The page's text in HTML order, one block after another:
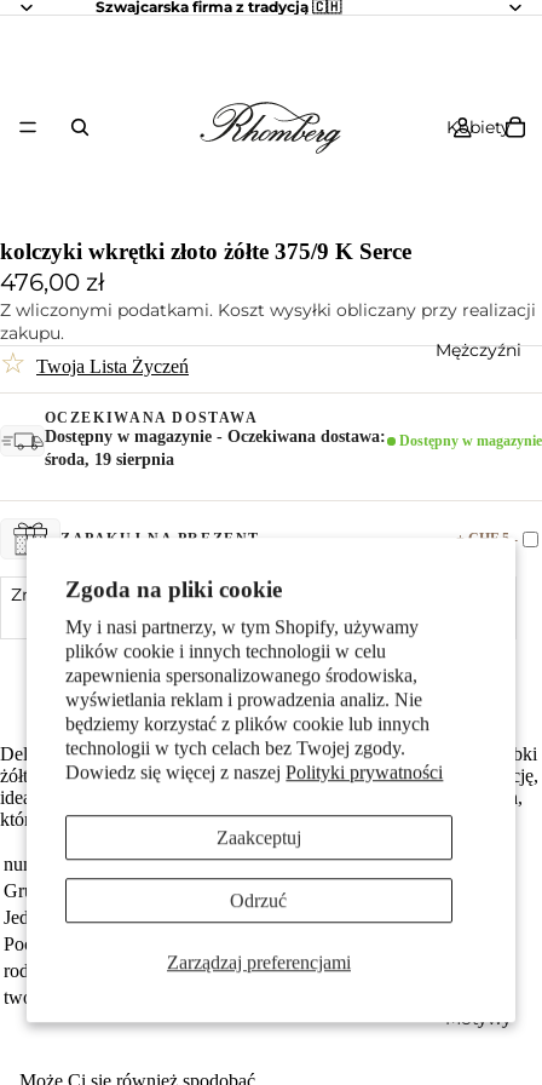
Zgoda na pliki cookie
My i nasi partnerzy, w tym Shopify, używamy
plików cookie i innych technologii w celu
zapewnienia spersonalizowanego środowiska,
wyświetlania reklam i prowadzenia analiz. Nie
będziemy korzystać z plików cookie lub innych
technologii w tych celach bez Twojej zgody.
Dowiedz się więcej z naszejPolityki prywatności
Zarządzaj preferencjami
Zaakceptuj
Odrzuć
Szwajcarska firma z tradycją 🇨🇭
Kobiety
Mężczyźni
Motywy
kolczyki wkrętki złoto żółte 375/9 K Serce
476,00 zł
Z wliczonymi podatkami. Koszt wysyłki obliczany przy realizacji
zakupu.
☆ Twoja Lista Życzeń
OCZEKIWANA DOSTAWA
Dostępny w magazynie - Oczekiwana dostawa:
środa, 19 sierpnia
Dostępny w magazynie
ZAPAKUJ NA PREZENT + CHF 5.-
Zmniejsz ilość
Made in Germany
Wykonane z odzyskanego złota
Darmowa dostawa
Delikatne kolczyki na sztyft dla dziewczynek, wykonane z 375 próbki
żółtego złota. Klasyczny kształt serca podkreśla subtelność i elegancję,
idealne na co dzień oraz wyjątkowe okazje. Lekka i trwała biżuteria,
która zachwyca prostotą i blaskiem.
numer zamówienia
357344
Grupa docelowa
Dziewczyna
Jednostka
Para
Pochodzenie
rodzaj biżuterii
kolczyki wkrętki
tworzywo
Może Ci się również spodobać